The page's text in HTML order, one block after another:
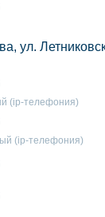
ул.
(ip-телефония)
(ip-телефония)